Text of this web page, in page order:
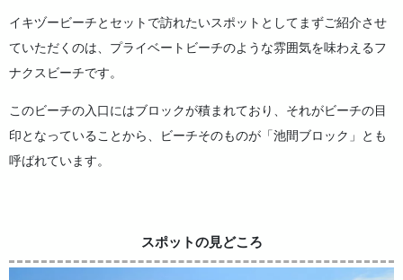
イキヅービーチとセットで訪れたいスポットとしてまずご紹介させ
ていただくのは、プライベートビーチのような雰囲気を味わえるフ
ナクスビーチです。
このビーチの入口にはブロックが積まれており、それがビーチの目
印となっていることから、ビーチそのものが「池間ブロック」とも
呼ばれています。
スポットの見どころ